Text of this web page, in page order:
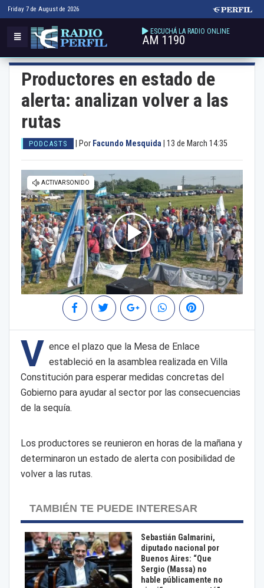
Friday 7 de August de 2026
ESCUCHÁ LA RADIO ONLINE
AM 1190
Productores en estado de
alerta: analizan volver a las
rutas
PODCASTS Por Facundo Mesquida 13 de March 14:35
V ence el plazo que la Mesa de Enlace
estableció en la asamblea realizada en Villa
Constitución para esperar medidas concretas del
Gobierno para ayudar al sector por las consecuencias
de la sequía.
Los productores se reunieron en horas de la mañana y
determinaron un estado de alerta con posibilidad de
volver a las rutas.
TAMBIÉN TE PUEDE INTERESAR
Sebastián Galmarini,
diputado nacional por
Buenos Aires: “Que
Sergio (Massa) no
hable públicamente no